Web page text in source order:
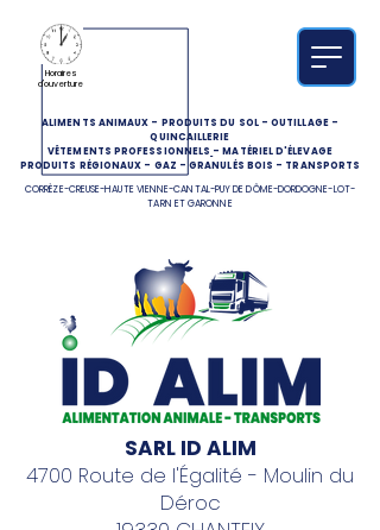
ALIMENTS ANIMAUX - PRODUITS DU SOL-OUTILLAGE-
QUINCAILLERIE
VÊTEMENTS PROFESSIONNELS -MATÉRIEL D'ÉLEVAGE
PRODUITS RÉGIONAUX - GAZ -GRANULÉS BOIS - TRANSPORTS
CORRÈZE-CREUSE-HAUTE VIENNE-CANTAL-PUY DE DÔME-DORDOGNE-LOT-
TARN ET GARONNE
Horaires
d'ouverture
SARL ID ALIM
4700 Route de l'Égalité - Moulin du
Déroc